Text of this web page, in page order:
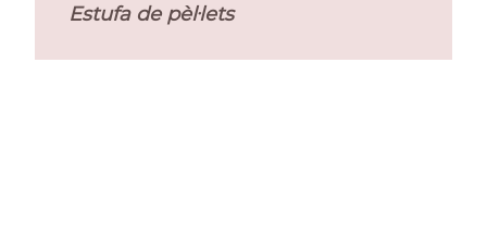
Estufa de pèl·lets